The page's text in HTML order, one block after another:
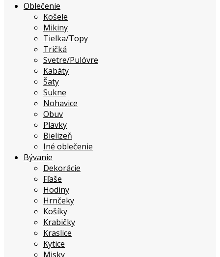
Oblečenie
Košele
Mikiny
Tielka/Topy
Tričká
Svetre/Pulóvre
Kabáty
Šaty
Sukne
Nohavice
Obuv
Plavky
Bielizeň
Iné oblečenie
Bývanie
Dekorácie
Fľaše
Hodiny
Hrnčeky
Košíky
Krabičky
Kraslice
Kytice
Misky